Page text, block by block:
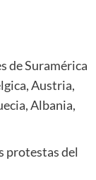
de Suramérica
Austria,
Albania,
protestas del